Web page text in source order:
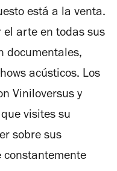
está a la venta.
el arte en todas sus
documentales,
acústicos. Los
Viniloversus y
visites su
sobre sus
constantemente